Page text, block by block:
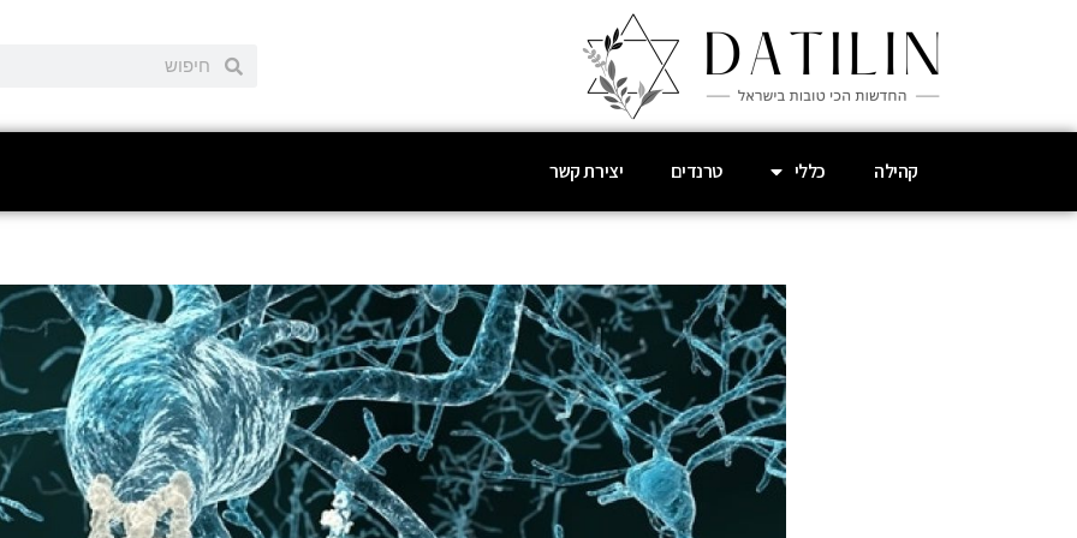
קהילה כללי טרנדים יצירת קשר